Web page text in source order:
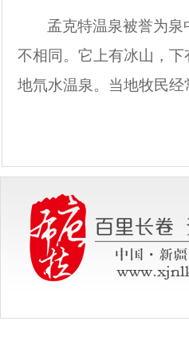
孟克特温泉被誉为
不相同。它上有冰山，
地氘水温泉。当地牧民